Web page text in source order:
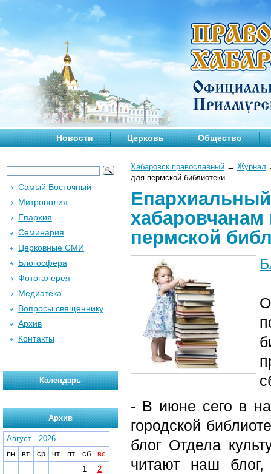
Новости Церковь Общество
Хабаровск православный → Журнал
для пермской библиотеки
хабаровчанам
пермской
- В июне сего в
городской
блог Отдела
читают наш блог,
Самый Восточный
Митрополия
Епархия
Семинария
Церковные СМИ
Блогосфера
Фотогалерея
Медиатека
Вопросы священнику
Архив
Контакты
Календарь
Архив
Август - 2026
пн
вт ср чт пт сб
вс
1
2